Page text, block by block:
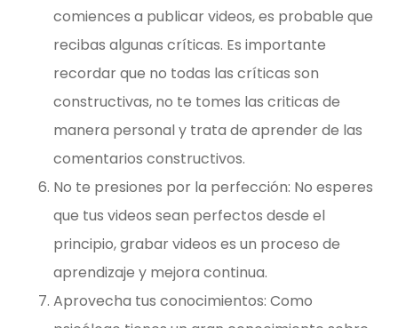
comiences a publicar videos, es probable que
recibas algunas críticas. Es importante
recordar que no todas las críticas son
constructivas, no te tomes las criticas de
manera personal y trata de aprender de las
comentarios constructivos.
No te presiones por la perfección: No esperes
que tus videos sean perfectos desde el
principio, grabar videos es un proceso de
aprendizaje y mejora continua.
Aprovecha tus conocimientos: Como